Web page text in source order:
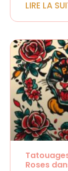
LIRE LA
Roses